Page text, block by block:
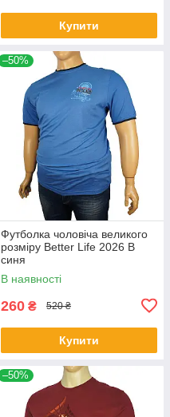
Купити
–50%
Футболка чоловіча великого
розміру Better Life 2026 В
синя
В наявності
260 ₴ 520 ₴
Купити
–50%